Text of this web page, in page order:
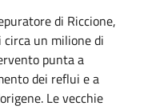
di Riccione,
un milione di
punta a
dei reflui e a
Le vecchie